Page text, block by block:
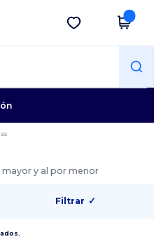
Descargar app
mayor y al por menor
Filtrar ✓